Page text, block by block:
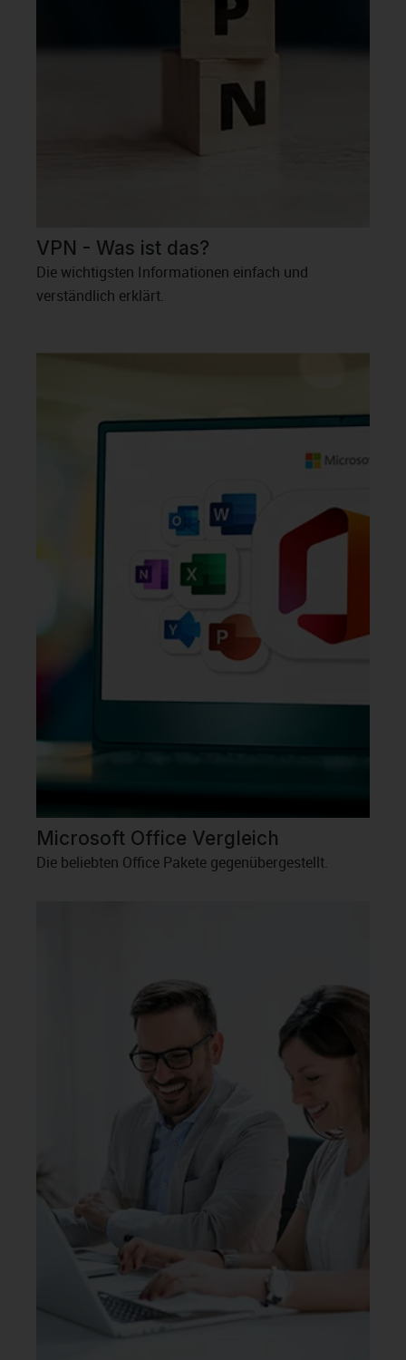
VPN - Was ist das?
Die wichtigsten Informationen einfach und
verständlich erklärt.
Microsoft Office Vergleich
Die beliebten Office Pakete gegenübergestellt.